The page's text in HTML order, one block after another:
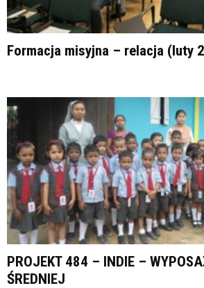
Formacja misyjna – relacja (luty
PROJEKT 484 – INDIE –
ŚREDNIEJ